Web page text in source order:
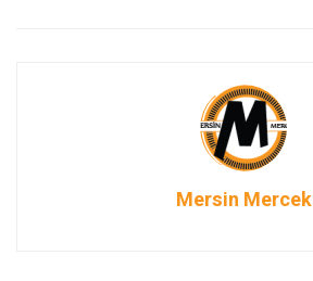
Mersin Mercek